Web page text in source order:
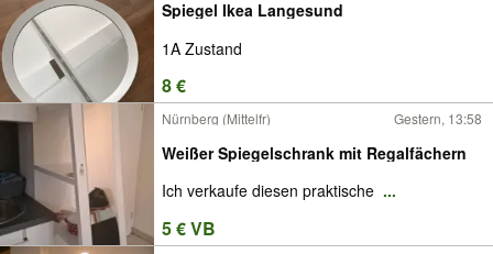
Spiegel Ikea Langesund
1A Zustand
8 €
Nürnberg (Mittelfr) Gestern, 13:58
Weißer Spiegelschrank mit Regalfächern
Ich verkaufe diesen praktische ...
5 € VB